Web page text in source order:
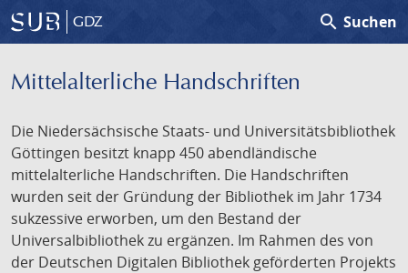
GDZ search Suchen
Mittelalterliche Handschriften
Die Niedersächsische Staats- und Universitätsbibliothek
Göttingen besitzt knapp 450 abendländische
mittelalterliche Handschriften. Die Handschriften
wurden seit der Gründung der Bibliothek im Jahr 1734
sukzessive erworben, um den Bestand der
Universalbibliothek zu ergänzen. Im Rahmen des von
der Deutschen Digitalen Bibliothek geförderten Projekts